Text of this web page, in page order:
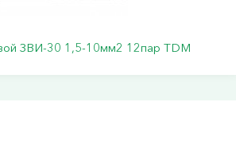
ЗВИ-30 1,5-10мм2 12пар TDM